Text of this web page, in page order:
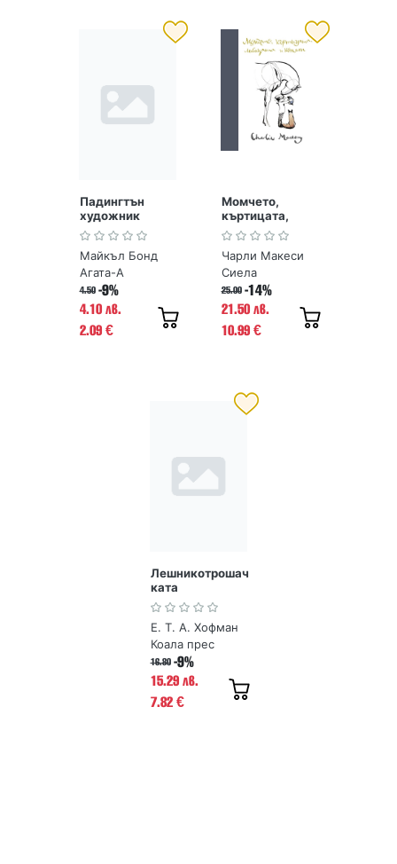
Падингтън
художник
Майкъл Бонд
Агата-А
4.50 -9%
4.10 лв.
2.09 €
Момчето,
къртицата,
лисицата и
конят
Чарли Макеси
Сиела
25.00 -14%
21.50 лв.
10.99 €
Лешникотрошач
ката
Е. Т. А. Хофман
Коала прес
16.80 -9%
15.29 лв.
7.82 €